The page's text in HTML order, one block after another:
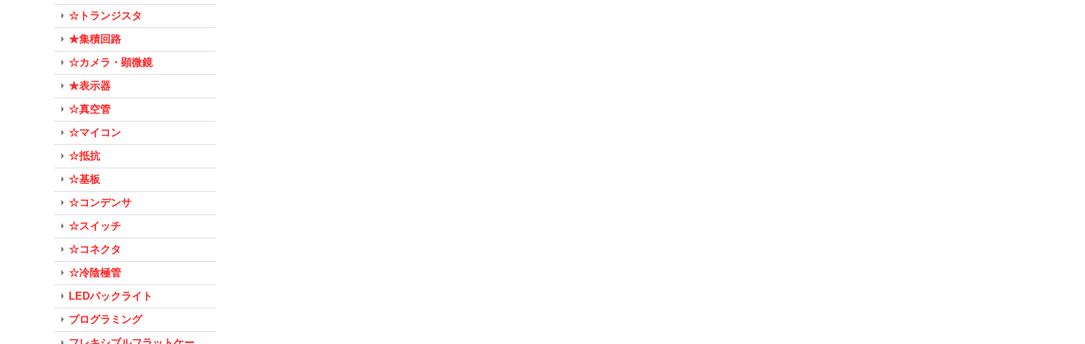
☆トランジスタ
★集積回路
☆カメラ・顕微鏡
★表示器
☆真空管
☆マイコン
☆抵抗
☆基板
☆コンデンサ
☆スイッチ
☆コネクタ
☆冷陰極管
LEDバックライト
プログラミング